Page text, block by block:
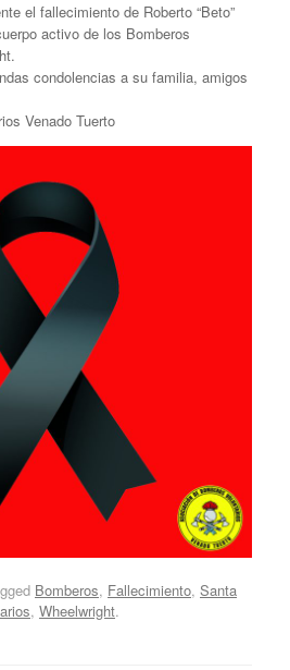
el fallecimiento de Roberto “Beto”
activo de los Bomberos
condolencias a su familia, amigos
Venado Tuerto
Bomberos, Fallecimiento, Santa
, Wheelwright.